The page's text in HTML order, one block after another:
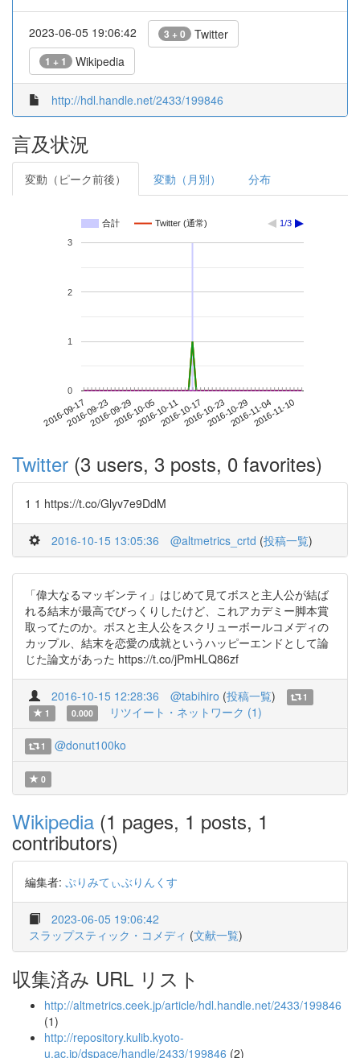
2023-06-05 19:06:42 3 + 0 Twitter
1 + 1 Wikipedia
http://hdl.handle.net/2433/199846
言及状況
変動（ピーク前後） 変動（月別） 分布
合計 Twitter (通常) 1/3
2016-09-172016-09-232016-09-292016-10-052016-10-112016-10-172016-10-232016-10-292016-11-042016-11-10
0
1
2
3
Twitter (3 users, 3 posts, 0 favorites)
1 1 https://t.co/Glyv7e9DdM
2016-10-15 13:05:36 @altmetrics_crtd (投稿一覧)
「偉大なるマッギンティ」はじめて見てボスと主人公が結ば
れる結末が最高でびっくりしたけど、これアカデミー脚本賞
取ってたのか。ボスと主人公をスクリューボールコメディの
カップル、結末を恋愛の成就というハッピーエンドとして論
じた論文があった https://t.co/jPmHLQ86zf
2016-10-15 12:28:36 @tabihiro (投稿一覧)
1
1
0.000 リツイート・ネットワーク (1)
1 @donut100ko
0
Wikipedia (1 pages, 1 posts, 1
contributors)
編集者: ぷりみてぃぶりんくす
2023-06-05 19:06:42
スラップスティック・コメディ (文献一覧)
収集済み URL リスト
http://altmetrics.ceek.jp/article/hdl.handle.net/2433/199846
(1)
http://repository.kulib.kyoto-
u.ac.jp/dspace/handle/2433/199846 (2)